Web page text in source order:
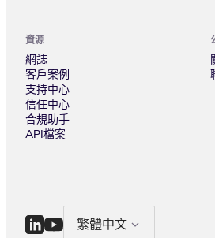
資源
網誌
客戶案例
支持中心
信任中心
合規助手
API檔案
繁體中文